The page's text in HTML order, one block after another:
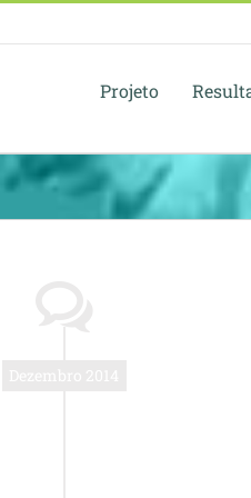
Projeto